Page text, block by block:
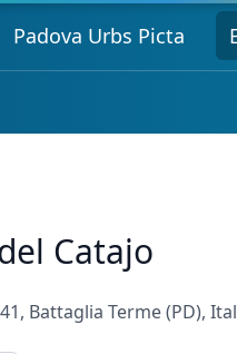
Padova Urbs Picta
Catajo
Battaglia Terme (PD),